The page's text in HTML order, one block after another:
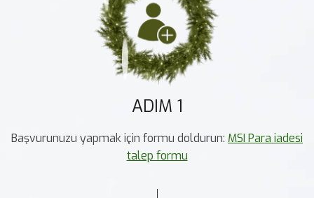
ADIM 1
Başvurunuzu yapmak için formu doldurun: MSI Para iadesi
talep formu